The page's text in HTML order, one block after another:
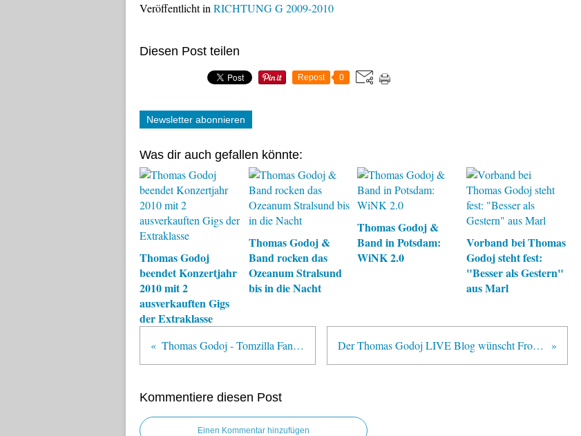
Veröffentlicht in RICHTUNG G 2009-2010
Diesen Post teilen
Repost 0
Newsletter abonnieren
Was dir auch gefallen könnte:
Thomas Godoj
beendet Konzertjahr
2010 mit 2
ausverkauften Gigs
der Extraklasse
Thomas Godoj &
Band rocken das
Ozeanum Stralsund
bis in die Nacht
Thomas Godoj &
Band in Potsdam:
WiNK 2.0
Vorband bei Thomas
Godoj steht fest:
"Besser als Gestern"
aus Marl
Thomas Godoj - Tomzilla Fanshop online! Der Thomas Godoj LIVE Blog wünscht Frohe Weihnachten!
Kommentiere diesen Post
Einen Kommentar hinzufügen